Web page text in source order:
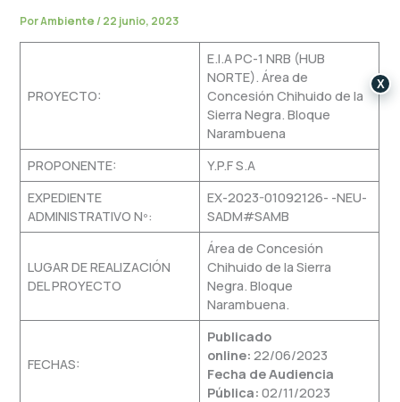
PorAmbiente/22 junio, 2023
PROYECTO:
E.I.A PC-1 NRB (HUB
NORTE). Área de
Concesión Chihuido de la
Sierra Negra. Bloque
Narambuena
PROPONENTE:
Y.P.F S.A
EXPEDIENTE
ADMINISTRATIVO Nº:
EX-2023-01092126- -NEU-
SADM#SAMB
LUGAR DE REALIZACIÓN
DEL PROYECTO
Área de Concesión
Chihuido de la Sierra
Negra. Bloque
Narambuena.
FECHAS:
Publicado
online: 22/06/2023
Fecha de Audiencia
Pública: 02/11/2023
X